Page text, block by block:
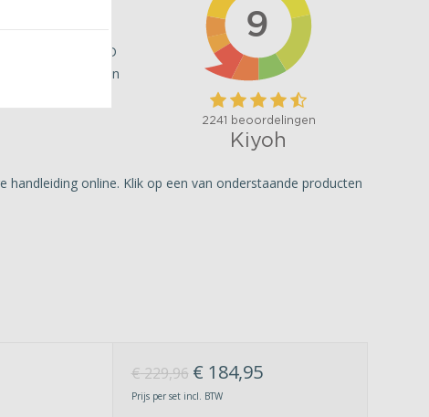
dan nodig. MAD
fietsen
online. Klik op een van onderstaande producten
€229,96 € 184,95
Prijs per set incl. BTW